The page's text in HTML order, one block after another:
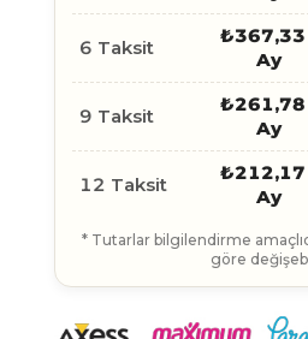
6 Taksit
₺367,33
Ay
9 Taksit
₺261,78
Ay
12 Taksit
₺212,17
Ay
* Tutarlar bilgilendirme
göre